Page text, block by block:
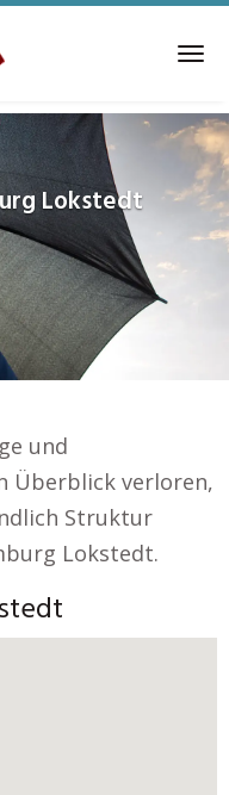
Lokstedt
und
Überblick verloren,
Struktur
Lokstedt.